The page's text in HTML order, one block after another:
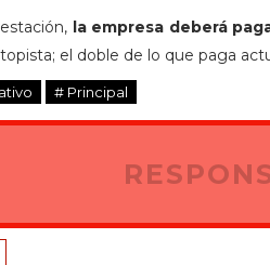
la empresa deberá
el doble de lo que paga
# Principal